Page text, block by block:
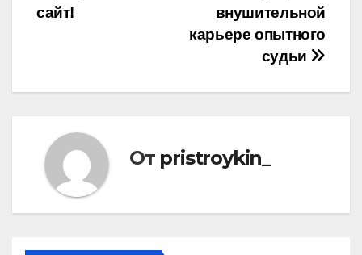
внушительной
карьере опытного
судьи
сайт!
От pristroykin_